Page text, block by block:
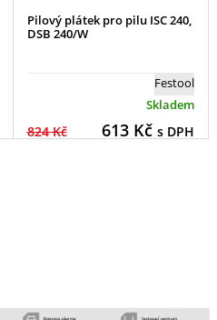
Pilový plátek pro pilu ISC 240,
DSB 240/W
Festool
Skladem
824 Kč 613Kč s DPH